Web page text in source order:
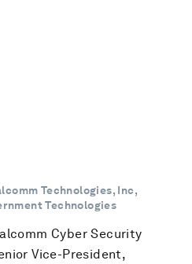
Technologies, Inc,
Technologies
Cyber Security
Vice-President,